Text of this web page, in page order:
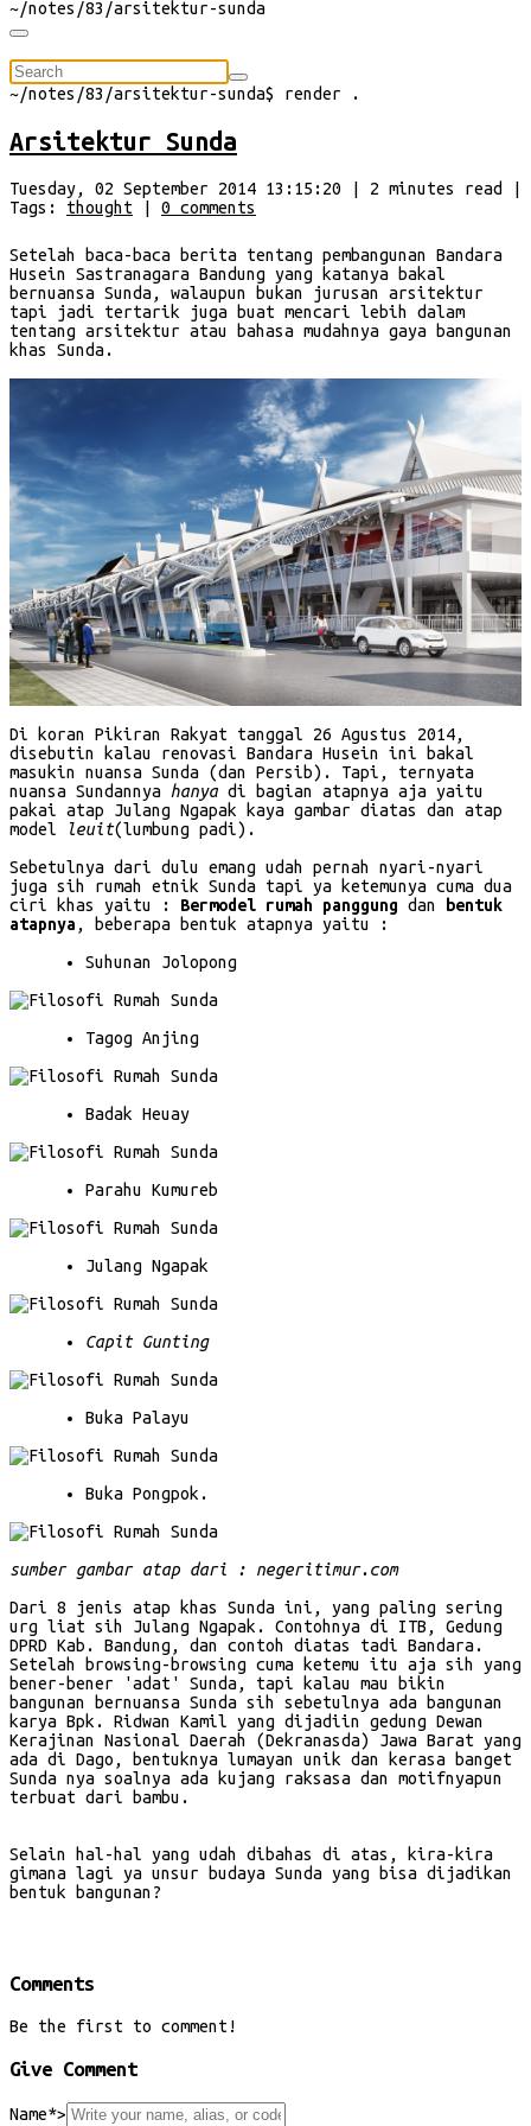
~/notes/83/arsitektur-sunda
~/notes/83/arsitektur-sunda$ render .
Arsitektur Sunda
Tuesday, 02 September 2014 13:15:20 2 minutes read
Tags:
thought 0 comments
Setelah baca-baca berita tentang pembangunan Bandara
Husein Sastranagara Bandung yang katanya bakal
bernuansa Sunda, walaupun bukan jurusan arsitektur
tapi jadi tertarik juga buat mencari lebih dalam
tentang arsitektur atau bahasa mudahnya gaya bangunan
khas Sunda.
Di koran Pikiran Rakyat tanggal 26 Agustus 2014,
disebutin kalau renovasi Bandara Husein ini bakal
masukin nuansa Sunda (dan Persib). Tapi, ternyata
nuansa Sundannya hanya di bagian atapnya aja yaitu
pakai atap Julang Ngapak kaya gambar diatas dan atap
model
leuit(lumbung padi).
Sebetulnya dari dulu emang udah pernah nyari-nyari
juga sih rumah etnik Sunda tapi ya ketemunya cuma dua
ciri khas yaitu : Bermodel rumah panggung dan bentuk
atapnya , beberapa bentuk atapnya yaitu :
Suhunan Jolopong
Tagog Anjing
Badak Heuay
Parahu Kumureb
Julang Ngapak
Capit Gunting
Buka Palayu
Buka Pongpok.
sumber gambar atap dari : negeritimur.com
Dari 8 jenis atap khas Sunda ini, yang paling sering
urg liat sih Julang Ngapak. Contohnya di ITB, Gedung
DPRD Kab. Bandung, dan contoh diatas tadi Bandara.
Setelah browsing-browsing cuma ketemu itu aja sih yang
bener-bener 'adat' Sunda, tapi kalau mau bikin
bangunan bernuansa Sunda sih sebetulnya ada bangunan
karya Bpk. Ridwan Kamil yang dijadiin gedung Dewan
Kerajinan Nasional Daerah (Dekranasda) Jawa Barat yang
ada di Dago, bentuknya lumayan unik dan kerasa banget
Sunda nya soalnya ada kujang raksasa dan motifnyapun
terbuat dari bambu.
Selain hal-hal yang udah dibahas di atas, kira-kira
gimana lagi ya unsur budaya Sunda yang bisa dijadikan
bentuk bangunan?
Comments
Be the first to comment!
Give Comment
Name*>